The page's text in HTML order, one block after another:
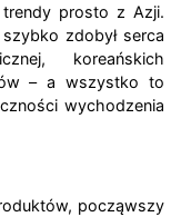
prosto z Azji.
zdobył serca
koreańskich
– a wszystko to
wychodzenia
począwszy